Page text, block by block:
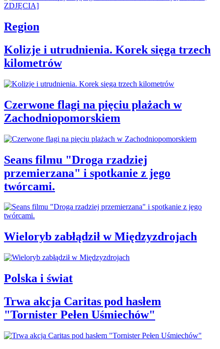
Region
Kolizje i utrudnienia. Korek sięga trzech
kilometrów
Czerwone flagi na pięciu plażach w
Zachodniopomorskiem
Seans filmu "Droga rzadziej
przemierzana" i spotkanie z jego
twórcami.
Wieloryb zabłądził w Międzyzdrojach
Polska i świat
Trwa akcja Caritas pod hasłem
"Tornister Pełen Uśmiechów"